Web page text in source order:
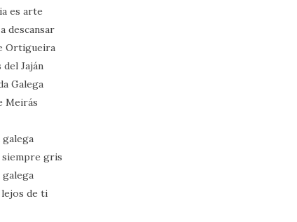
es arte
descansar
Ortigueira
Jaján
Galega
Meirás
siempre gris
de ti